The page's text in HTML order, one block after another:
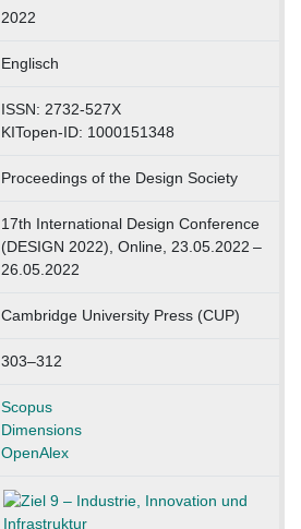
2022
Englisch
ISSN: 2732-527X
KITopen-ID: 1000151348
Proceedings of the Design Society
17th International Design Conference
(DESIGN 2022), Online, 23.05.2022 –
26.05.2022
Cambridge University Press (CUP)
303–312
Scopus
Dimensions
OpenAlex